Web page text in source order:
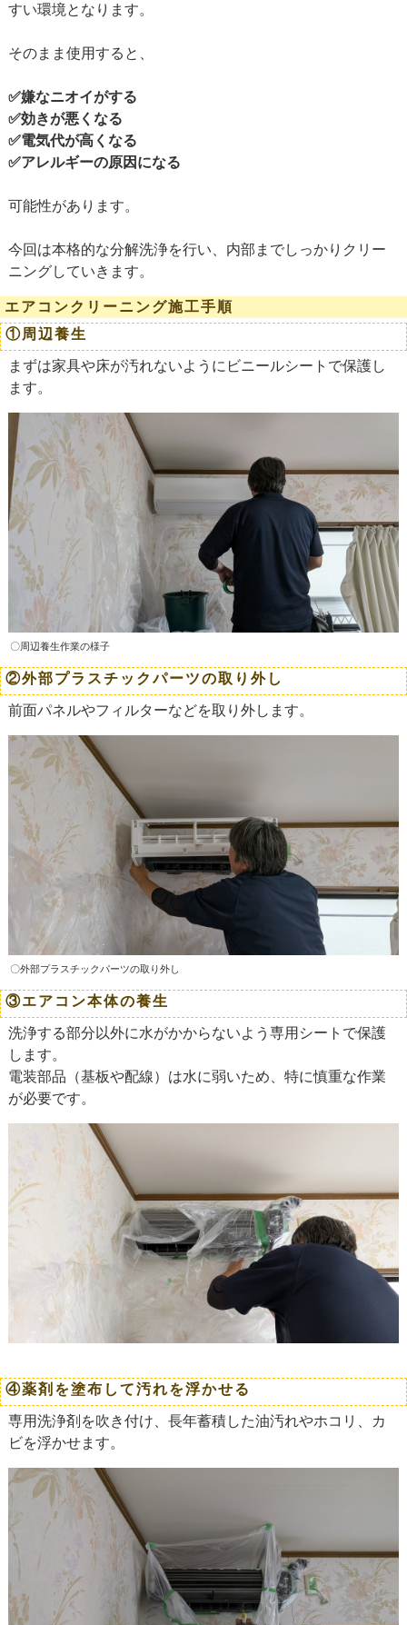
すい環境となります。
そのまま使用すると、
✅嫌なニオイがする
✅効きが悪くなる
✅電気代が高くなる
✅アレルギーの原因になる
可能性があります。
今回は本格的な分解洗浄を行い、内部までしっかりクリー
ニングしていきます。
エアコンクリーニング施工手順
①周辺養生
まずは家具や床が汚れないようにビニールシートで保護し
ます。
〇周辺養生作業の様子
②外部プラスチックパーツの取り外し
前面パネルやフィルターなどを取り外します。
〇外部プラスチックパーツの取り外し
③エアコン本体の養生
洗浄する部分以外に水がかからないよう専用シートで保護
します。
電装部品（基板や配線）は水に弱いため、特に慎重な作業
が必要です。
④薬剤を塗布して汚れを浮かせる
専用洗浄剤を吹き付け、長年蓄積した油汚れやホコリ、カ
ビを浮かせます。